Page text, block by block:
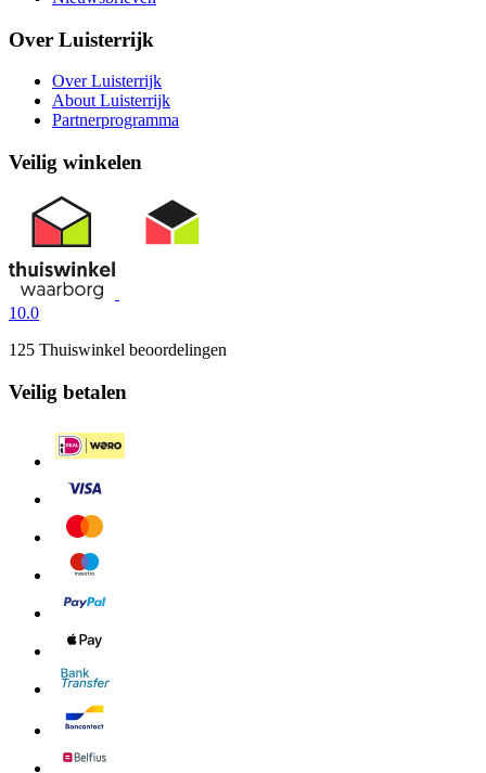
Over Luisterrijk
Over Luisterrijk
About Luisterrijk
Partnerprogramma
Veilig winkelen
10.0
125 Thuiswinkel beoordelingen
Veilig betalen